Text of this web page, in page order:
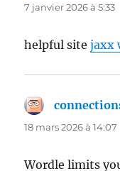
7 janvier 2026 à 5:33
helpful sitejaxx
18 mars 2026 à 14:07
Wordle limits